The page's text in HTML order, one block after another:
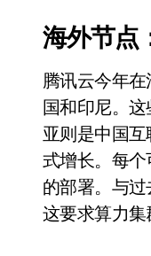
海外节点
腾讯云今年
国和印尼。
亚则是中国
式增长。每个
的部署。与
这要求算力集